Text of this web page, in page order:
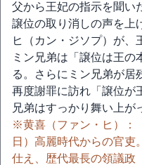
父から王妃の指示を聞い
譲位の取り消しの声を上
ヒ（カン・ジソプ）が、
ミン兄弟は「譲位は王の
る。さらにミン兄弟が居
再度謝罪に訪れ「譲位が
兄弟はすっかり舞い上が
※黄喜（ファン・ヒ）：
日）高麗時代からの官吏
仕え、歴代最長の領議政